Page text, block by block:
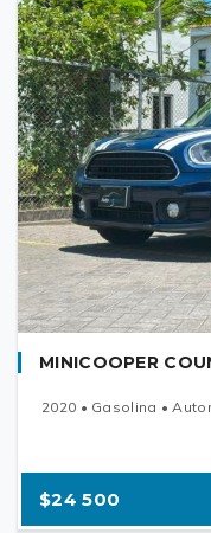
MINICOOPER
2020 • Gasolina •
$24 500